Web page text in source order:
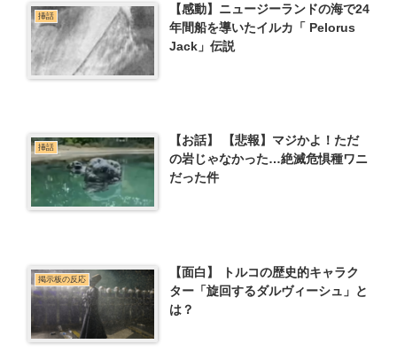
挿話
【感動】ニュージーランドの海で24
年間船を導いたイルカ「 Pelorus
Jack」伝説
挿話
【お話】 【悲報】マジかよ！ただ
の岩じゃなかった…絶滅危惧種ワニ
だった件
掲示板の反応
【面白】 トルコの歴史的キャラク
ター「旋回するダルヴィーシュ」と
は？